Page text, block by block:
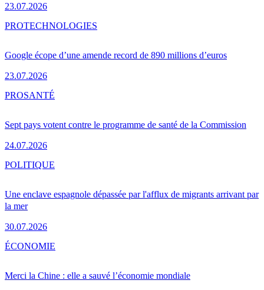
23.07.2026
Google écope d’une amende record de 890 millions d’euros
23.07.2026
PROTECHNOLOGIES
Sept pays votent contre le programme de santé de la Commission
24.07.2026
PROSANTÉ
Une enclave espagnole dépassée par l'afflux de migrants arrivant par
la mer
30.07.2026
POLITIQUE
Merci la Chine : elle a sauvé l’économie mondiale
ÉCONOMIE